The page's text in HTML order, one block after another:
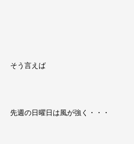
そう言えば
先週の日曜日は風が強く・・・